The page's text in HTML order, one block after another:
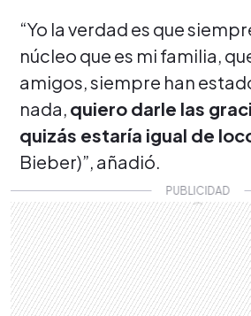
“Yo la verdad es que
núcleo que es mi familia,
amigos, siempre han
nada, quiero darle las
quizás estaría igual de
Bieber)”, añadió.